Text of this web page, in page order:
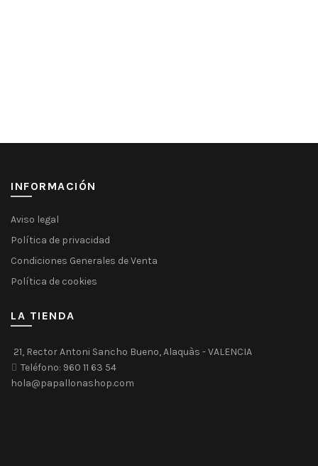
página
INFORMACIÓN
Aviso legal
Política de privacidad
Condiciones Generales de Venta
Política de cookies
LA TIENDA
21, Rector Antoni Sancho Bueno, Alaquàs - VALENCIA
Teléfono: 960 11 63 54
hola@papallonashop.com